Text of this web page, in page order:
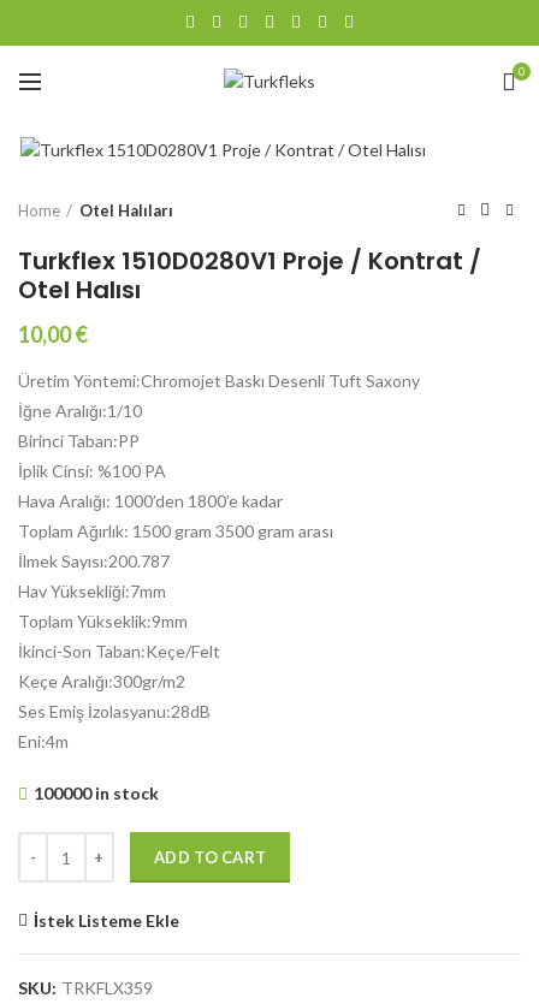
0
Home Otel Halıları
Turkflex 1510D0280V1 Proje / Kontrat /
Otel Halısı
10,00€
Üretim Yöntemi:Chromojet Baskı Desenli Tuft Saxony
İğne Aralığı:1/10
Birinci Taban:PP
İplik Cinsi: %100 PA
Hava Aralığı: 1000’den 1800’e kadar
Toplam Ağırlık: 1500 gram 3500 gram arası
İlmek Sayısı:200.787
Hav Yüksekliği:7mm
Toplam Yükseklik:9mm
İkinci-Son Taban:Keçe/Felt
Keçe Aralığı:300gr/m2
Ses Emiş İzolasyanu:28dB
Eni:4m
100000 in stock
ADD TO CART
İstek Listeme Ekle
SKU: TRKFLX359